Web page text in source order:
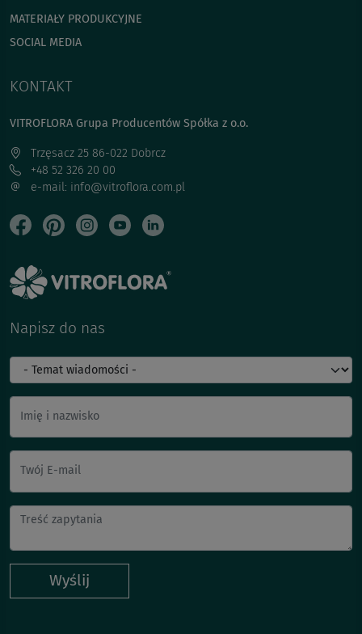
MATERIAŁY PRODUKCYJNE
SOCIAL MEDIA
KONTAKT
VITROFLORA Grupa Producentów Spółka z o.o.
Trzęsacz 25 86-022 Dobrcz
+48 52 326 20 00
e-mail: info@vitroflora.com.pl
Napisz do nas
Imię i nazwisko
Twój E-mail
Wyślij